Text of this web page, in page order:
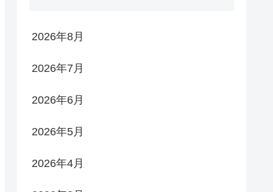
2026年8月
2026年7月
2026年6月
2026年5月
2026年4月